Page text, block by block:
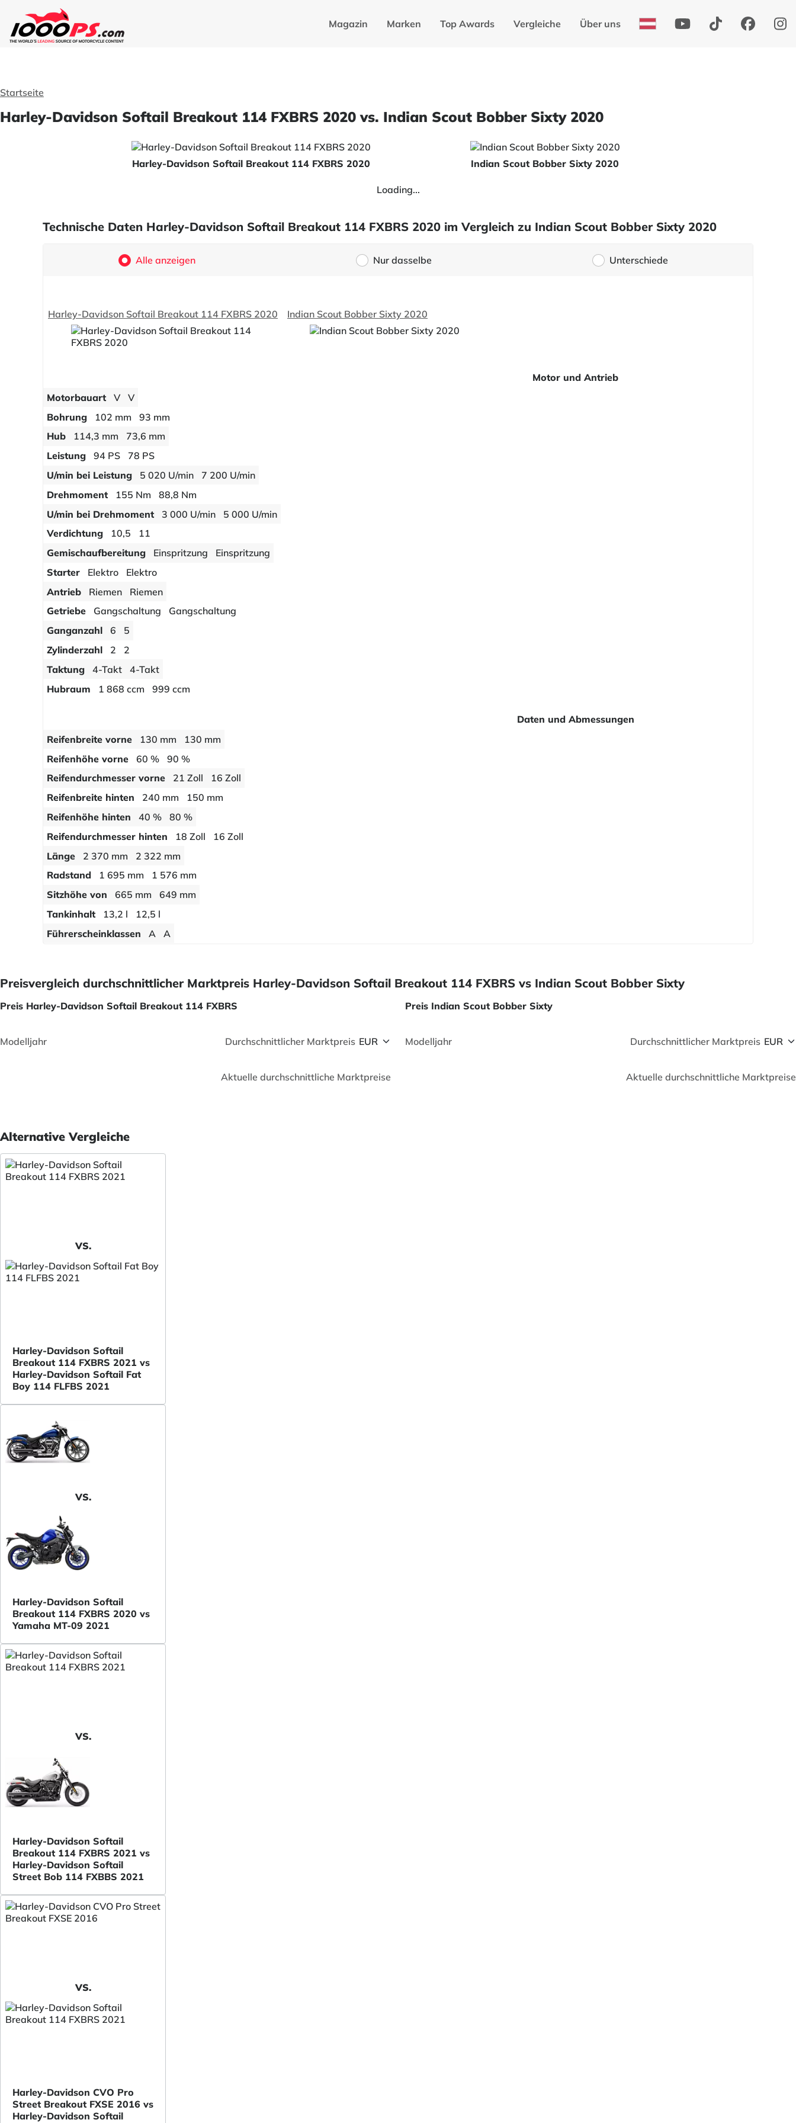
Magazin Marken Top Awards Vergleiche Über uns
Startseite
Harley-Davidson Softail Breakout 114 FXBRS 2020 vs. Indian Scout Bobber Sixty 2020
Harley-Davidson Softail Breakout 114 FXBRS 2020 Indian Scout Bobber Sixty 2020
Loading...
Technische Daten Harley-Davidson Softail Breakout 114 FXBRS 2020 im Vergleich zu Indian Scout Bobber Sixty 2020
Alle anzeigen Nur dasselbe Unterschiede
Harley-Davidson Softail Breakout 114 FXBRS 2020 Indian Scout Bobber Sixty 2020
Motor und Antrieb
Motorbauart
V
V
Bohrung
102 mm
93 mm
Hub
114,3 mm
73,6 mm
Leistung
94 PS
78 PS
U/min bei Leistung
5 020 U/min
7 200 U/min
Drehmoment
155 Nm
88,8 Nm
U/min bei Drehmoment
3 000 U/min
5 000 U/min
Verdichtung
10,5
11
Gemischaufbereitung
Einspritzung
Einspritzung
Starter
Elektro
Elektro
Antrieb
Riemen
Riemen
Getriebe
Gangschaltung
Gangschaltung
Ganganzahl
6
5
Zylinderzahl
2
2
Taktung
4-Takt
4-Takt
Hubraum
1 868 ccm 999 ccm
Daten und Abmessungen
Reifenbreite vorne
130 mm
130 mm
Reifenhöhe vorne
60 %
90 %
Reifendurchmesser vorne
21 Zoll
16 Zoll
Reifenbreite hinten
240 mm
150 mm
Reifenhöhe hinten
40 %
80 %
Reifendurchmesser hinten
18 Zoll
16 Zoll
Länge
2 370 mm
2 322 mm
Radstand
1 695 mm
1 576 mm
Sitzhöhe von
665 mm
649 mm
Tankinhalt
13,2 l
12,5 l
Führerscheinklassen
A A
Preisvergleich durchschnittlicher Marktpreis Harley-Davidson Softail Breakout 114 FXBRS vs Indian Scout Bobber Sixty
Preis Harley-Davidson Softail Breakout 114 FXBRS
Modelljahr Durchschnittlicher Marktpreis
Aktuelle durchschnittliche Marktpreise
Preis Indian Scout Bobber Sixty
Modelljahr Durchschnittlicher Marktpreis
Aktuelle durchschnittliche Marktpreise
Alternative Vergleiche
VS.
Harley-Davidson Softail
Breakout 114 FXBRS 2021 vs
Harley-Davidson Softail Fat
Boy 114 FLFBS 2021
VS.
Harley-Davidson Softail
Breakout 114 FXBRS 2020 vs
Yamaha MT-09 2021
VS.
Harley-Davidson Softail
Breakout 114 FXBRS 2021 vs
Harley-Davidson Softail
Street Bob 114 FXBBS 2021
VS.
Harley-Davidson CVO Pro
Street Breakout FXSE 2016 vs
Harley-Davidson Softail